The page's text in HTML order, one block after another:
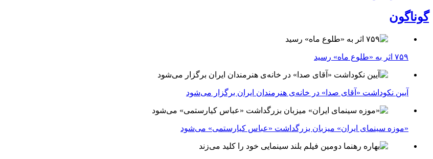
گوناگون
۷۵۹ اثر به «طلوع ماه» رسید
آیین نکوداشت «آقای صدا» در خانه‌ی هنرمندان ایران برگزار می‌شود
«موزه سینمای ایران» میزبان بزرگداشت «عباس کیارستمی» می‌شود